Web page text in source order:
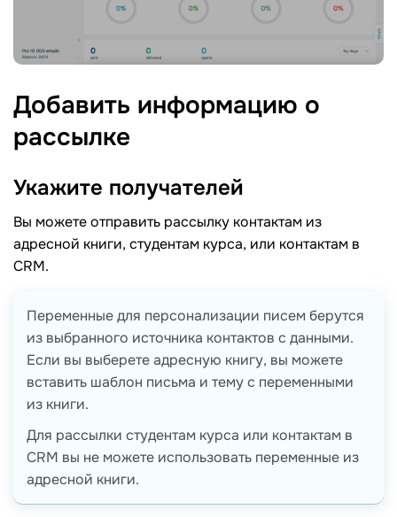
Добавить информацию о
рассылке
Укажите получателей
Вы можете отправить рассылку контактам из
адресной книги, студентам курса, или контактам в
CRM.
Переменные для персонализации писем берутся
из выбранного источника контактов с данными.
Если вы выберете адресную книгу, вы можете
вставить шаблон письма и тему с переменными
из книги.
Для рассылки студентам курса или контактам в
CRM вы не можете использовать переменные из
адресной книги.